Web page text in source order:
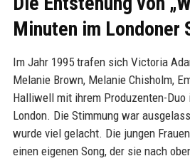
Minuten im Londoner
Im Jahr 1995 trafen sich Victoria
Melanie Brown, Melanie Chisholm,
Halliwell mit ihrem Produzenten-Duo
London. Die Stimmung war
wurde viel gelacht. Die jungen
einen eigenen Song, der sie nach